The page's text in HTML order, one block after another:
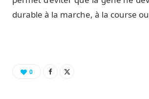
durable à la marche, à la course
0